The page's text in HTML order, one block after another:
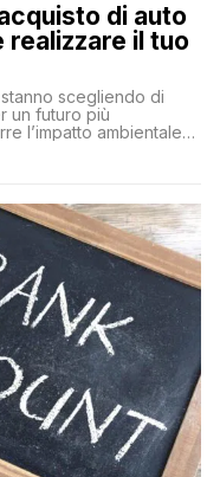
di auto
il tuo
scegliendo di
un futuro più
l’impatto ambientale,
come minori costi